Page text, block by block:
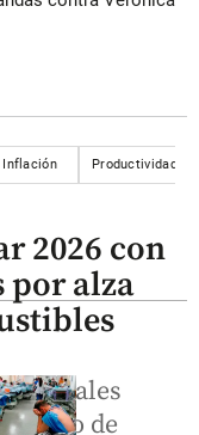
Inflación Productividad
2026 con
por alza
de